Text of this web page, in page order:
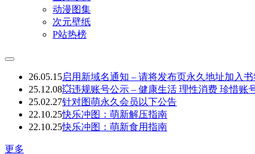
动漫图集
次元壁纸
P站热榜
26.05.15启用新域名通知 – 请将发布页永久地址加入
25.12.08💥违规账号公示 – 健康生活 理性消费 珍惜账
25.02.27针对图萌永久会员以下公告
22.10.25快乐冲图：萌新解压指南
22.10.25快乐冲图：萌新食用指南
更多